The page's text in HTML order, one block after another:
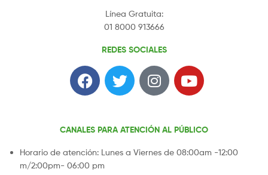
Línea Gratuita:
01 8000 913666
REDES SOCIALES
CANALES PARA ATENCIÓN AL PÚBLICO
Horario de atención: Lunes a Viernes de 08:00am -12:00
m/2:00pm- 06:00 pm